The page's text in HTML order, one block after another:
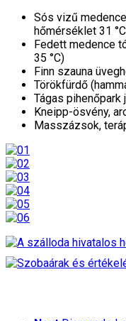
Sós vizű
hőmérséklet 31
Fedett medence
35 °C)
Finn szauna
Törökfürdő
Tágas pihenőpark
Kneipp-ösvény,
Masszázsok,